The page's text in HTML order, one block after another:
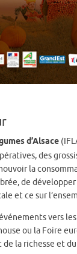
d’Alsace
des
la
de
et ce sur
vers
ou la Foire
la richesse et